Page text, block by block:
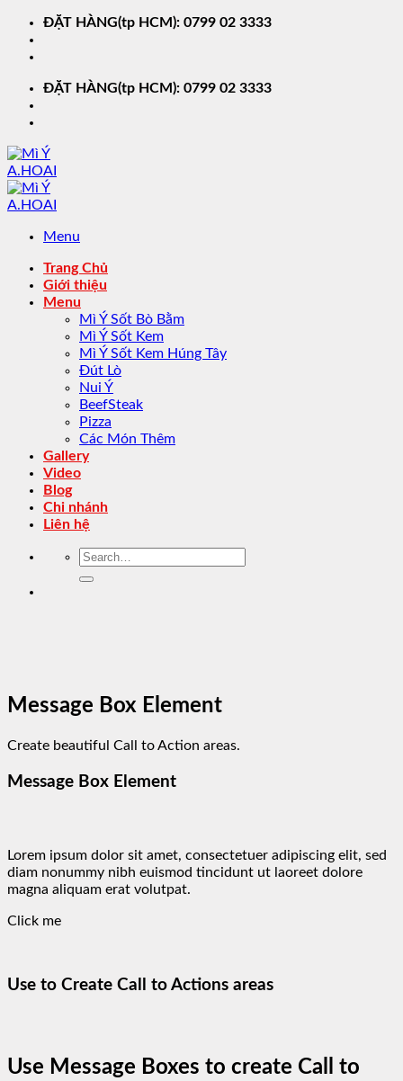
ChuyểnĐẶT HÀNG(tp HCM): 0799 02 3333
ĐẶT HÀNG(tp HCM): 0799 02 3333
Menu
Trang Chủ
Giới thiệu
Menu
Mì Ý Sốt Bò Bằm
Mì Ý Sốt Kem
Mì Ý Sốt Kem Húng Tây
Đút Lò
Nui Ý
BeefSteak
Pizza
Các Món Thêm
Gallery
Video
Blog
Chi nhánh
Liên hệ
Search
Message Box Element
Create beautiful Call to Action areas.
Message Box Element
Lorem ipsum dolor sit amet, consectetuer adipiscing elit, sed
diam nonummy nibh euismod tincidunt ut laoreet dolore
magna aliquam erat volutpat.
Click me
Use to Create Call to Actions areas
Use Message Boxes to create Call to